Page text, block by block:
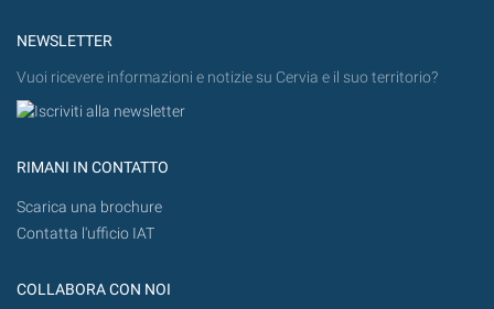
NEWSLETTER
Vuoi ricevere informazioni e notizie su Cervia e il suo territorio?
RIMANI IN CONTATTO
Scarica una brochure
Contatta l'ufficio IAT
COLLABORA CON NOI